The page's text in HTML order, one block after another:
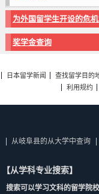
为外国留学生开设的危
奖学金查询
日本留学新闻 查找留学目的
利用规约
从岐阜县的从大学中查询
【从学科专业搜索】
搜索可以学习文科的留学院校